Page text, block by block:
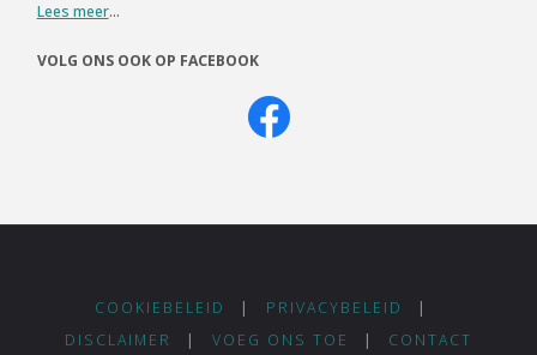
Lees meer...
VOLG ONS OOK OP FACEBOOK
COOKIEBELEID | PRIVACYBELEID
|
DISCLAIMER
| VOEG ONS TOE | CONTACT